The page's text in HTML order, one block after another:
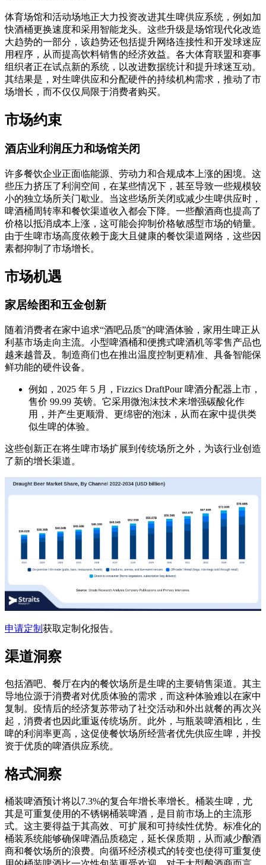
体育场馆和活动场地正大力投资改进其生啤供应系统，例如加
快酒桶更换速度和采用智能龙头。这些升级是场馆现代化改造
大趋势的一部分，该趋势还包括提升网络连接性和开发球迷应
用程序，从而提高饮料销售的经济效益。各大体育联盟和赛事
组织者正在试点新的系统，以改进数据统计和提升球迷互动。
其结果是，对生啤供应和分配硬件的持续机构需求，推动了市
场增长，而不仅仅局限于消费者购买。
市场约束
酒店业利润压力和场馆关闭
许多餐饮企业正面临能源、劳动力和合规成本上涨的困境。这
些压力挤压了利润空间，在某些情况下，甚至导致一些规模较
小的独立场所关门歇业。当这些场所关闭或减少生啤供应时，
啤酒桶周转率和餐饮渠道收入都会下降。一些酿酒商也提高了
价格以抵消成本上涨，这可能会抑制价格敏感型市场的销量。
由于生啤市场高度依赖于庞大且健康的餐饮渠道网络，这些因
素都抑制了市场增长。
市场机遇
家居绘图和五金创新
随着消费者在家中追求“酒吧品质”的啤酒体验，家用生啤正从
利基市场走向主流。小型啤酒桶和便携式啤酒机等零售产品也
越来越普及。制造商们也在推出温度控制更精准、具备智能保
鲜功能的硬件设备。
例如，2025 年 5 月，Fizzics DraftPour 啤酒分配器上市，
售价 99.99 英镑。它采用微泡沫技术来增强碳酸化作
用，并产生更顺滑、更绵密的泡沫​​，从而在家中提供类
似生啤的体验。
这些创新正在将生啤市场扩展到传统场所之外，为该行业创造
了新的增长渠道。
申请定制 获取定制化报告。
渠道洞察
包括酒吧、餐厅在内的餐饮场所是生啤的主要销售渠道。其主
导地位源于消费者对优质体验的需求，而这种体验难以在家中
复制。疫情后的经济复苏带动了社交活动和外出就餐的再次兴
起，消费者也因此重返传统场所。此外，与瓶装啤酒相比，生
啤的利润率更高，这促使餐饮场所经营者优先供应生啤，并投
资于优质的啤酒供应系统。
格式洞察
桶装啤酒预计将以7.3%的复合年增长率增长。桶装生啤，尤
其是可重复使用的不锈钢桶装啤酒，是目前市场上的主流形
式。这主要得益于其高效、可扩展和可持续性优势。标准化的
桶装系统能够确保啤酒品质稳定，延长保质期，从而减少酿酒
商和餐饮场所的浪费。向循环经济模式的转变也使得可重复使